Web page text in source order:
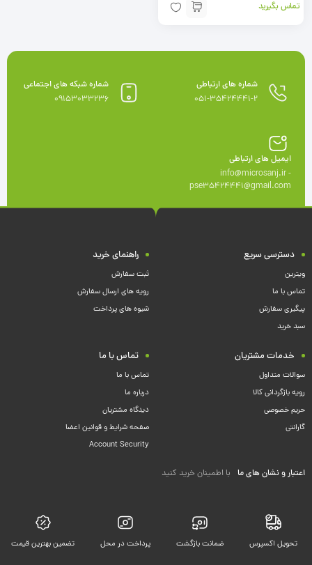
تماس بگیرید
شماره های ارتباطی
051-35424441-2
شماره شبکه های اجتماعی
09153033236
ایمیل های ارتباطی
info@microsanj.ir -
pse35424441@gmail.com
دسترسی سریع
ویترین
تماس با ما
پیگیری سفارش
سبد خرید
راهنمای خرید
ثبت سفارش
رویه های ارسال سفارش
شیوه های پرداخت
خدمات مشتریان
سوالات متداول
رویه بازگردانی کالا
حریم خصوصی
گارانتی
تماس با ما
تماس با ما
درباره ما
دیدگاه مشتریان
صفحه شرایط و قوانین اعضا
Account Security
اعتبار و نشان های ما با اطمینان خرید کنید
تحویل اکسپرس ضمانت بازگشت پرداخت در محل تضمین بهترین قیمت